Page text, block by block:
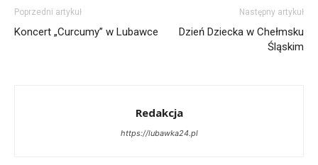
Poprzedni artykuł
Koncert „Curcumy” w Lubawce
Następny artykuł
Dzień Dziecka w Chełmsku
Śląskim
Redakcja
https://lubawka24.pl